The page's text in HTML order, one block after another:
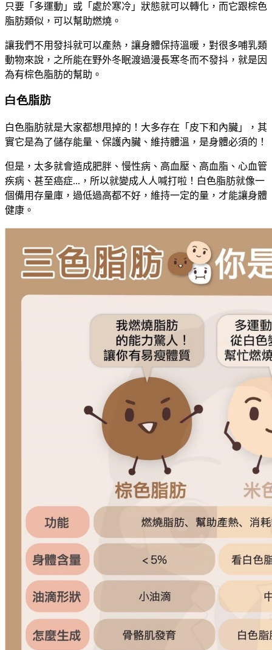
只要「多運動」或「處於寒冷」狀態就可以轉化， 而它跟棕色
脂肪類似， 可以幫助燃燒。
讓我們不用發抖就可以產熱 ， 讓身體保持溫暖， 對很多哺乳類
動物來說， 之所能在野外冬眠渡過漫長寒冬而不發抖， 就是因
為有棕色脂肪的幫助。
白色脂肪
白色脂肪就是大家都想甩掉的！ 大多存在「皮下和內臟」， 其
實它是為了儲存能量、保護內臟、維持體溫，是身體必須的！
但是， 太多就會造成肥胖、慢性病、高血壓、高血脂、心血管
疾病、甚至癌症...， 所以就變成人人喊打啦！ 白色脂肪就像一
個備用存量庫， 過低過高都不好，維持一定的量，才能讓身體
健康。